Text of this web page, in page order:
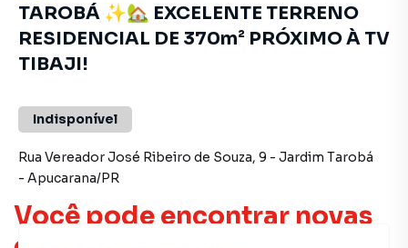
Você pode encontrar novas
TAROBÁ ✨🏡 EXCELENTE TERRENO
RESIDENCIAL DE 370m² PRÓXIMO À TV
TIBAJI!
Indisponível
Rua Vereador José Ribeiro de Souza, 9 - Jardim Tarobá
- Apucarana/PR